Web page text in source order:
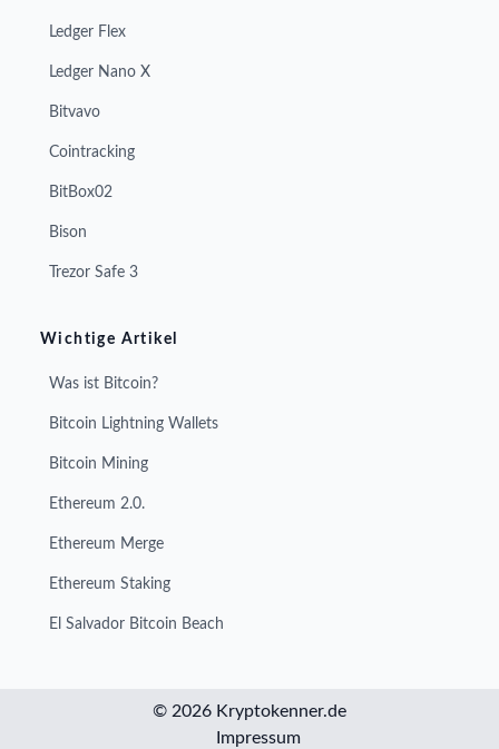
Ledger Flex
Ledger Nano X
Bitvavo
Cointracking
BitBox02
Bison
Trezor Safe 3
Wichtige Artikel
Was ist Bitcoin?
Bitcoin Lightning Wallets
Bitcoin Mining
Ethereum 2.0.
Ethereum Merge
Ethereum Staking
El Salvador Bitcoin Beach
© 2026 Kryptokenner.de
Impressum